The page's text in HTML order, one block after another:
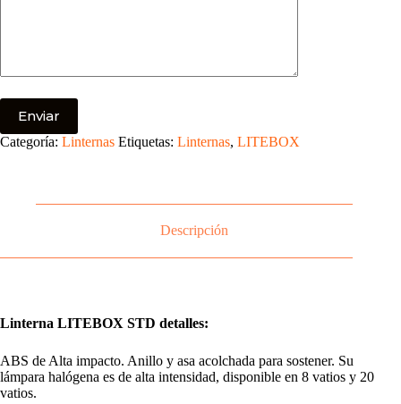
Categoría: Linternas Etiquetas: Linternas, LITEBOX
Descripción
Linterna LITEBOX STD detalles:
ABS de Alta impacto. Anillo y asa acolchada para sostener. Su
lámpara halógena es de alta intensidad, disponible en 8 vatios y 20
vatios.